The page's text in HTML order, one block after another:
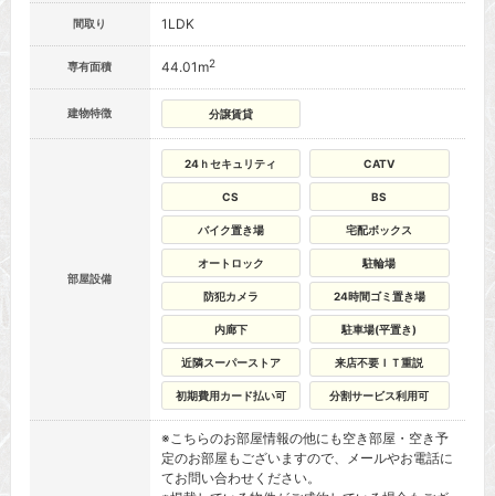
間取り 1LDK
専有面積 44.01m2
建物特徴 分譲賃貸
部屋設備
24ｈセキュリティ CATV
CS BS
バイク置き場 宅配ボックス
オートロック 駐輪場
防犯カメラ 24時間ゴミ置き場
内廊下 駐車場(平置き)
近隣スーパーストア 来店不要ＩＴ重説
初期費用カード払い可 分割サービス利用可
※こちらのお部屋情報の他にも空き部屋・空き予
定のお部屋もございますので、メールやお電話に
てお問い合わせください。